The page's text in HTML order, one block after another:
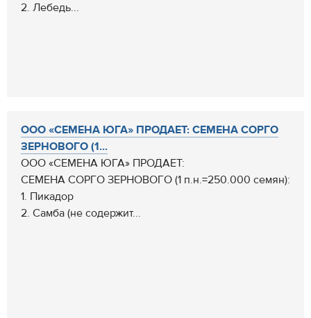
2. Лебедь...
ООО «СЕМЕНА ЮГА» ПРОДАЕТ: СЕМЕНА СОРГО
ЗЕРНОВОГО (1...
ООО «СЕМЕНА ЮГА» ПРОДАЕТ:
СЕМЕНА СОРГО ЗЕРНОВОГО (1 п.н.=250.000 семян):
1. Пикадор
2. Самба (не содержит...